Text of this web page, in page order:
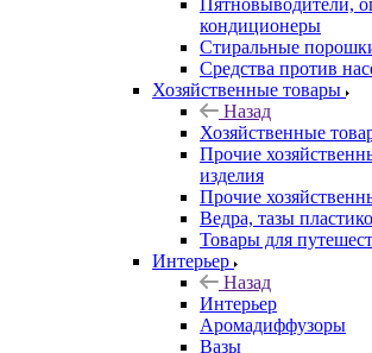
Пятновыводители,
кондиционеры
Стиральные
Средства против
Хозяйственные товары
Назад
Хозяйственные
Прочие
изделия
Прочие
Ведра, тазы
Товары для
Интерьер
Назад
Интерьер
Аромадиффузоры
Вазы